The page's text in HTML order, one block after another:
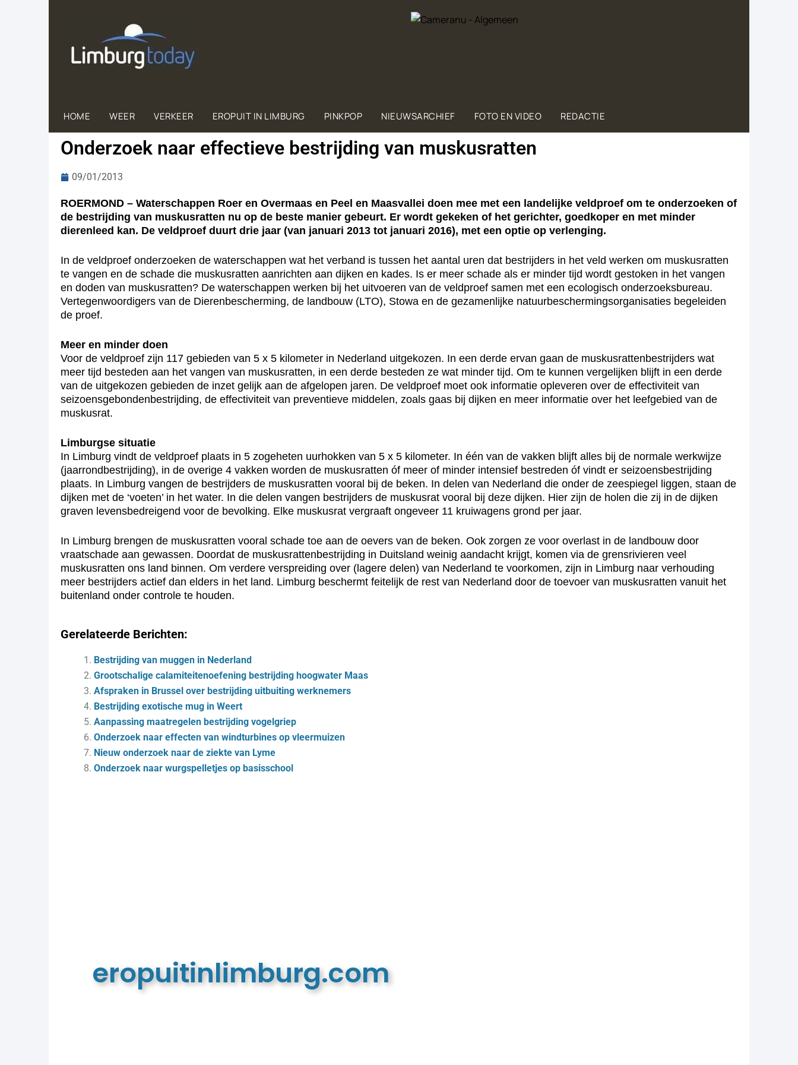
HOME WEER VERKEER EROPUIT IN LIMBURG PINKPOP NIEUWSARCHIEF FOTO EN VIDEO REDACTIE
Onderzoek naar effectieve bestrijding van muskusratten
09/01/2013
ROERMOND – Waterschappen Roer en Overmaas en Peel en Maasvallei doen mee met een landelijke veldproef om te onderzoeken of
de bestrijding van muskusratten nu op de beste manier gebeurt. Er wordt gekeken of het gerichter, goedkoper en met minder
dierenleed kan. De veldproef duurt drie jaar (van januari 2013 tot januari 2016), met een optie op verlenging.
In de veldproef onderzoeken de waterschappen wat het verband is tussen het aantal uren dat bestrijders in het veld werken om muskusratten
te vangen en de schade die muskusratten aanrichten aan dijken en kades. Is er meer schade als er minder tijd wordt gestoken in het vangen
en doden van muskusratten? De waterschappen werken bij het uitvoeren van de veldproef samen met een ecologisch onderzoeksbureau.
Vertegenwoordigers van de Dierenbescherming, de landbouw (LTO), Stowa en de gezamenlijke natuurbeschermingsorganisaties begeleiden
de proef.
Meer en minder doen
Voor de veldproef zijn 117 gebieden van 5 x 5 kilometer in Nederland uitgekozen. In een derde ervan gaan de muskusrattenbestrijders wat
meer tijd besteden aan het vangen van muskusratten, in een derde besteden ze wat minder tijd. Om te kunnen vergelijken blijft in een derde
van de uitgekozen gebieden de inzet gelijk aan de afgelopen jaren. De veldproef moet ook informatie opleveren over de effectiviteit van
seizoensgebondenbestrijding, de effectiviteit van preventieve middelen, zoals gaas bij dijken en meer informatie over het leefgebied van de
muskusrat.
Limburgse situatie
In Limburg vindt de veldproef plaats in 5 zogeheten uurhokken van 5 x 5 kilometer. In één van de vakken blijft alles bij de normale werkwijze
(jaarrondbestrijding), in de overige 4 vakken worden de muskusratten óf meer of minder intensief bestreden óf vindt er seizoensbestrijding
plaats. In Limburg vangen de bestrijders de muskusratten vooral bij de beken. In delen van Nederland die onder de zeespiegel liggen, staan de
dijken met de ‘voeten’ in het water. In die delen vangen bestrijders de muskusrat vooral bij deze dijken. Hier zijn de holen die zij in de dijken
graven levensbedreigend voor de bevolking. Elke muskusrat vergraaft ongeveer 11 kruiwagens grond per jaar.
In Limburg brengen de muskusratten vooral schade toe aan de oevers van de beken. Ook zorgen ze voor overlast in de landbouw door
vraatschade aan gewassen. Doordat de muskusrattenbestrijding in Duitsland weinig aandacht krijgt, komen via de grensrivieren veel
muskusratten ons land binnen. Om verdere verspreiding over (lagere delen) van Nederland te voorkomen, zijn in Limburg naar verhouding
meer bestrijders actief dan elders in het land. Limburg beschermt feitelijk de rest van Nederland door de toevoer van muskusratten vanuit het
buitenland onder controle te houden.
Gerelateerde Berichten:
Bestrijding van muggen in Nederland
Grootschalige calamiteitenoefening bestrijding hoogwater Maas
Afspraken in Brussel over bestrijding uitbuiting werknemers
Bestrijding exotische mug in Weert
Aanpassing maatregelen bestrijding vogelgriep
Onderzoek naar effecten van windturbines op vleermuizen
Nieuw onderzoek naar de ziekte van Lyme
Onderzoek naar wurgspelletjes op basisschool
eropuitinlimburg.com